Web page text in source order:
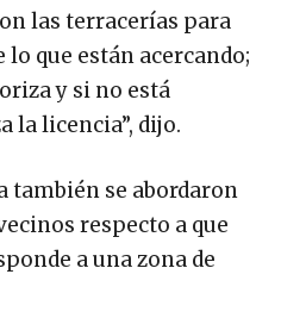
las terracerías para
lo que están acercando;
y si no está
la licencia”, dijo.
también se abordaron
respecto a que
a una zona de